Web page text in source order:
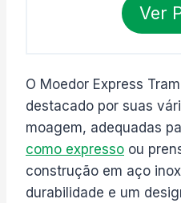
Ver
O Moedor Express
destacado por suas
moagem, adequadas
como expresso ou
construção em aço
durabilidade e um